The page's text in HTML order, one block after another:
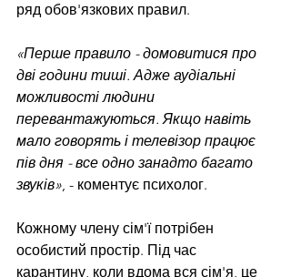
ряд обов'язкових правил.
«Перше правило - домовитися про
дві години тиші. Адже аудіальні
можливості людини
перевантажуються. Якщо навіть
мало говорять і телевізор працює
пів дня - все одно занадто багато
звуків», - коментує психолог.
Кожному члену сім'ї потрібен
особистий простір. Під час
карантину, коли вдома вся сім'я, це